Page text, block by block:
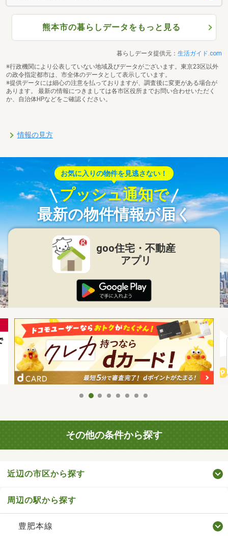
熊本市の暮らしデータをもっと見る
暮らしデータ提供元： 生活ガイド.com
※行政機関により公表していない地域及びデータがございます。東京23区以外
の政令指定都市は、市全体のデータとして表示しています。
※提供データには細心の注意を払っておりますが、調査後に変更がある場合が
あります。 最新の情報につきましては各市区役所までお問い合わせいただく
か、自治体HPなどをご確認ください。
情報の見方
お気に入りの物件を見逃さない！
プッシュ通知で
最新の物件情報が届く
goo住宅・不動産
アプリ
その他の条件から探す
近辺の市区から探す
周辺の駅から探す
豊肥本線